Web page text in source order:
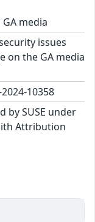
media
issues
on the GA media
10358
by SUSE under
Attribution